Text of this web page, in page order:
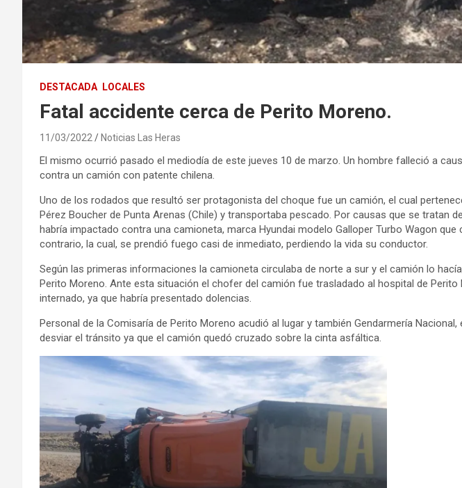
DESTACADA LOCALES
Fatal accidente cerca de Perito Moreno.
11/03/2022 Noticias Las Heras
El mismo ocurrió pasado el mediodía de este jueves 10 de marzo. Un hombre falleció a
contra un camión con patente chilena.
Uno de los rodados que resultó ser protagonista del choque fue un camión, el cual
Pérez Boucher de Punta Arenas (Chile) y transportaba pescado. Por causas que se tratan
habría impactado contra una camioneta, marca Hyundai modelo Galloper Turbo Wagon que
contrario, la cual, se prendió fuego casi de inmediato, perdiendo la vida su conductor.
Según las primeras informaciones la camioneta circulaba de norte a sur y el camión lo
Perito Moreno. Ante esta situación el chofer del camión fue trasladado al hospital de Perito
internado, ya que habría presentado dolencias.
Personal de la Comisaría de Perito Moreno acudió al lugar y también Gendarmería
desviar el tránsito ya que el camión quedó cruzado sobre la cinta asfáltica.